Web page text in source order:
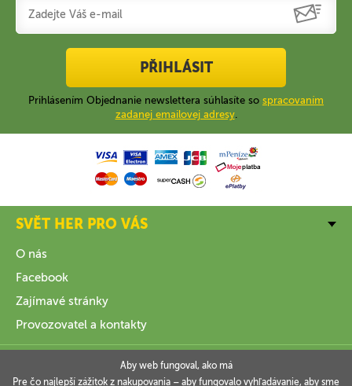
PŘIHLÁSIT
Prihlásením Objednanie newslettera súhlasíte so spracovaním
zadanej emailovej adresy.
SVĚT HER PRO VÁS
O nás
Facebook
Zajímavé stránky
Provozovatel a kontakty
Aby web fungoval, ako má
Pre čo najlepší zážitok z nakupovania – aby fungovalo vyhľadávanie, aby sme